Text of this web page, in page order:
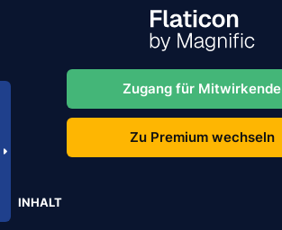
Zugang für Mitwirkende
Zu Premium wechseln
INHALT